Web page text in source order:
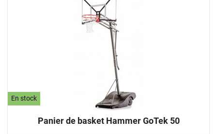
En stock
Panier de basket Hammer GoTek 50